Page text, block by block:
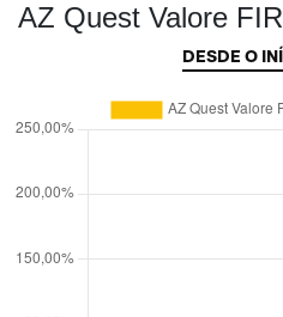
AZ Quest Valore
DESDE O